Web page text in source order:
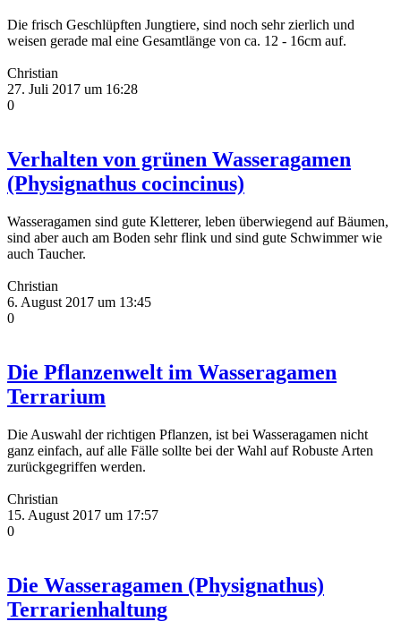
Die frisch Geschlüpften Jungtiere, sind noch sehr zierlich und
weisen gerade mal eine Gesamtlänge von ca. 12 - 16cm auf.
Christian
27. Juli 2017 um 16:28
0
Verhalten von grünen Wasseragamen
(Physignathus cocincinus)
Wasseragamen sind gute Kletterer, leben überwiegend auf Bäumen,
sind aber auch am Boden sehr flink und sind gute Schwimmer wie
auch Taucher.
Christian
6. August 2017 um 13:45
0
Die Pflanzenwelt im Wasseragamen
Terrarium
Die Auswahl der richtigen Pflanzen, ist bei Wasseragamen nicht
ganz einfach, auf alle Fälle sollte bei der Wahl auf Robuste Arten
zurückgegriffen werden.
Christian
15. August 2017 um 17:57
0
Die Wasseragamen (Physignathus)
Terrarienhaltung